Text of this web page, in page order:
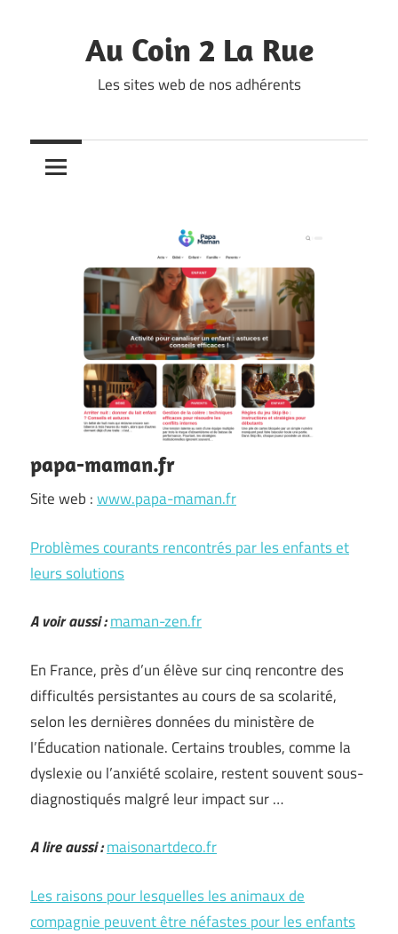
Au Coin 2 La Rue
Les sites web de nos adhérents
papa-maman.fr
Site web :www.papa-maman.fr
Problèmes courants rencontrés par les enfants et
leurs solutions
A voir aussi :maman-zen.fr
En France, près d’un élève sur cinq rencontre des
difficultés persistantes au cours de sa scolarité,
selon les dernières données du ministère de
l’Éducation nationale. Certains troubles, comme la
dyslexie ou l’anxiété scolaire, restent souvent sous-
diagnostiqués malgré leur impact sur …
A lire aussi :maisonartdeco.fr
Les raisons pour lesquelles les animaux de
compagnie peuvent être néfastes pour les enfants